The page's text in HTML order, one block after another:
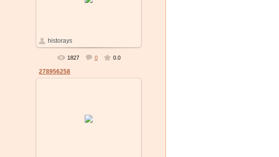
Светодиодные
промышленные светильники
предназначены для установк...
historays
1827 0 0.0
278956258